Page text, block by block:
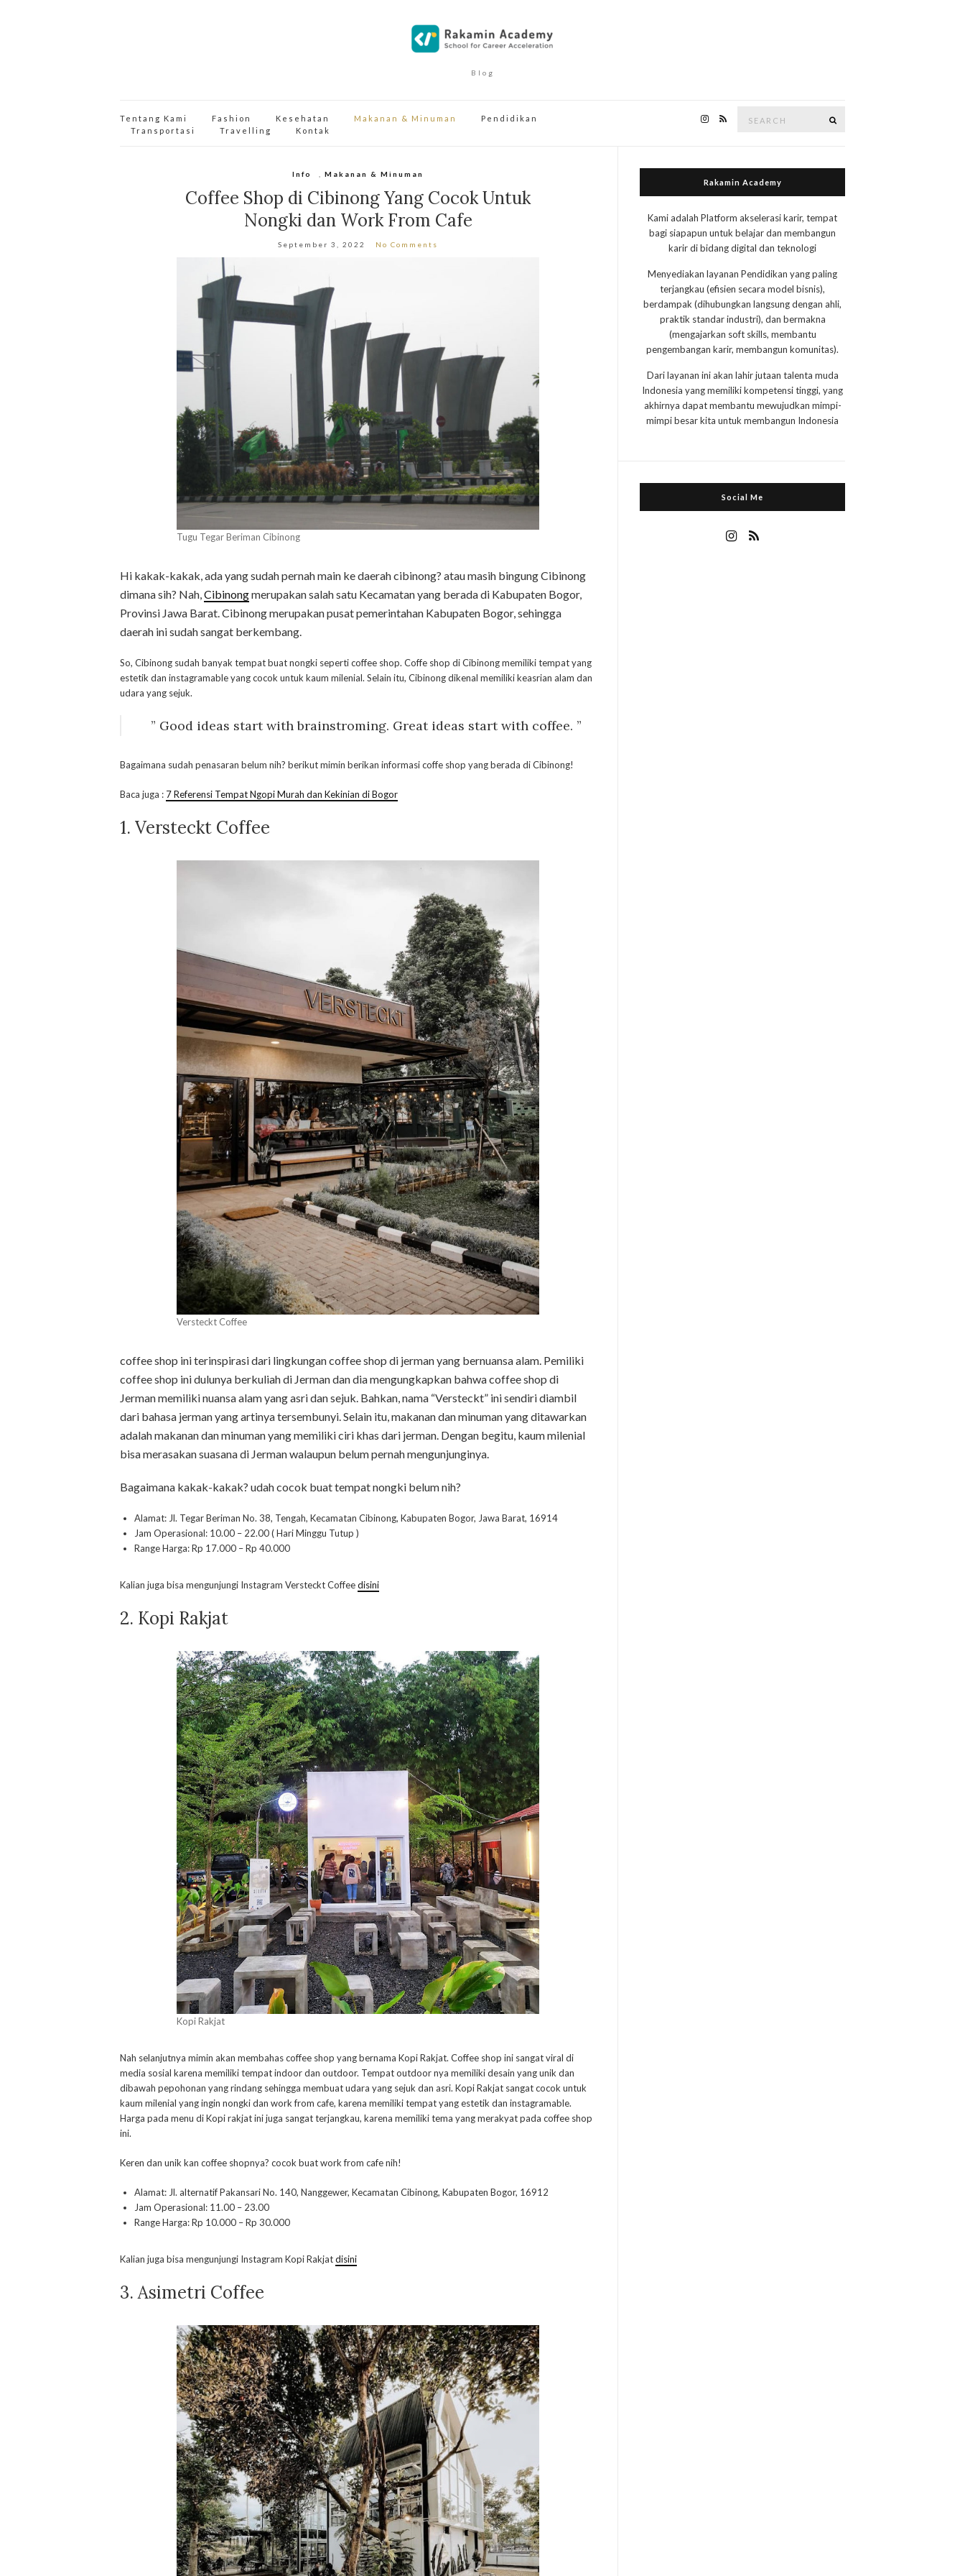
Blog
Tentang Kami Fashion Kesehatan Makanan & Minuman
Pendidikan
Transportasi
Travelling Kontak
Info ,Makanan & Minuman
Coffee Shop di Cibinong Yang Cocok Untuk
Nongki dan Work From Cafe
September 3, 2022 No Comments
Tugu Tegar Beriman Cibinong
Hi kakak-kakak, ada yang sudah pernah main ke daerah cibinong? atau masih bingung Cibinong
dimana sih? Nah,Cibinongmerupakan salah satu Kecamatan yang berada di Kabupaten Bogor,
Provinsi Jawa Barat. Cibinong merupakan pusat pemerintahan Kabupaten Bogor, sehingga
daerah ini sudah sangat berkembang.
So, Cibinong sudah banyak tempat buat nongki seperti coffee shop. Coffe shop di Cibinong memiliki tempat yang
estetik dan instagramable yang cocok untuk kaum milenial. Selain itu, Cibinong dikenal memiliki keasrian alam dan
udara yang sejuk.
” Good ideas start with brainstroming. Great ideas start with coffee. ”
Bagaimana sudah penasaran belum nih? berikut mimin berikan informasi coffe shop yang berada di Cibinong!
Baca juga : 7 Referensi Tempat Ngopi Murah dan Kekinian di Bogor
1. Versteckt Coffee
Versteckt Coffee
coffee shop ini terinspirasi dari lingkungan coffee shop di jerman yang bernuansa alam. Pemiliki
coffee shop ini dulunya berkuliah di Jerman dan dia mengungkapkan bahwa coffee shop di
Jerman memiliki nuansa alam yang asri dan sejuk. Bahkan, nama “Versteckt” ini sendiri diambil
dari bahasa jerman yang artinya tersembunyi. Selain itu, makanan dan minuman yang ditawarkan
adalah makanan dan minuman yang memiliki ciri khas dari jerman. Dengan begitu, kaum milenial
bisa merasakan suasana di Jerman walaupun belum pernah mengunjunginya.
Bagaimana kakak-kakak? udah cocok buat tempat nongki belum nih?
Alamat: Jl. Tegar Beriman No. 38, Tengah, Kecamatan Cibinong, Kabupaten Bogor, Jawa Barat, 16914
Jam Operasional: 10.00 – 22.00 ( Hari Minggu Tutup )
Range Harga: Rp 17.000 – Rp 40.000
Kalian juga bisa mengunjungi Instagram Versteckt Coffeedisini
2. Kopi Rakjat
Kopi Rakjat
Nah selanjutnya mimin akan membahas coffee shop yang bernama Kopi Rakjat. Coffee shop ini sangat viral di
media sosial karena memiliki tempat indoor dan outdoor. Tempat outdoor nya memiliki desain yang unik dan
dibawah pepohonan yang rindang sehingga membuat udara yang sejuk dan asri. Kopi Rakjat sangat cocok untuk
kaum milenial yang ingin nongki dan work from cafe, karena memiliki tempat yang estetik dan instagramable.
Harga pada menu di Kopi rakjat ini juga sangat terjangkau, karena memiliki tema yang merakyat pada coffee shop
ini.
Keren dan unik kan coffee shopnya? cocok buat work from cafe nih!
Alamat: Jl. alternatif Pakansari No. 140, Nanggewer, Kecamatan Cibinong, Kabupaten Bogor, 16912
Jam Operasional: 11.00 – 23.00
Range Harga: Rp 10.000 – Rp 30.000
Kalian juga bisa mengunjungi Instagram Kopi Rakjatdisini
3. Asimetri Coffee
Rakamin Academy
Kami adalah Platform akselerasi karir, tempat
bagi siapapun untuk belajar dan membangun
karir di bidang digital dan teknologi
Menyediakan layanan Pendidikan yang paling
terjangkau (efisien secara model bisnis),
berdampak (dihubungkan langsung dengan ahli,
praktik standar industri), dan bermakna
(mengajarkan soft skills, membantu
pengembangan karir, membangun komunitas).
Dari layanan ini akan lahir jutaan talenta muda
Indonesia yang memiliki kompetensi tinggi, yang
akhirnya dapat membantu mewujudkan mimpi-
mimpi besar kita untuk membangun Indonesia
Social Me